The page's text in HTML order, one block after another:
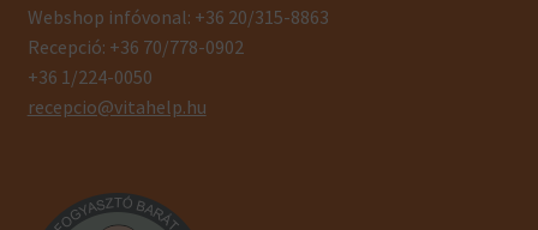
Webshop infóvonal: +36 20/315-8863
Recepció: +36 70/778-0902
+36 1/224-0050
recepcio@vitahelp.hu